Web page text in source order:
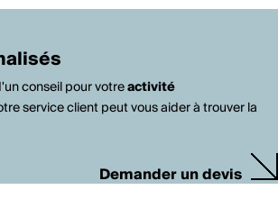
conseil pour votreactivité
service client peut vous aider à trouver la
Demander un devis